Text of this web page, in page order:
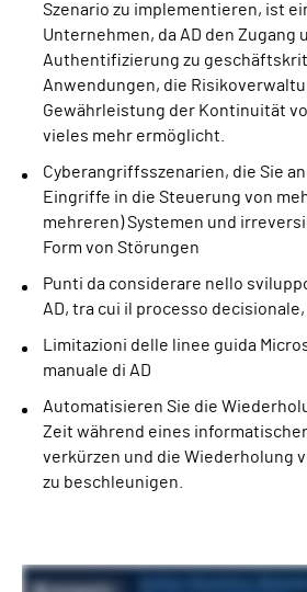
Szenario zu implementieren, ist
Unternehmen, da AD den Zugang
Authentifizierung zu
Anwendungen, die
Gewährleistung der Kontinuität
vieles mehr ermöglicht.
Cyberangriffsszenarien, die Sie
Eingriffe in die Steuerung von
mehreren) Systemen und
Form von Störungen
Punti da considerare nello
AD, tra cui il processo
Limitazioni delle linee guida
manuale di AD
Automatisieren Sie die
Zeit während eines
verkürzen und die Wiederholung
zu beschleunigen.